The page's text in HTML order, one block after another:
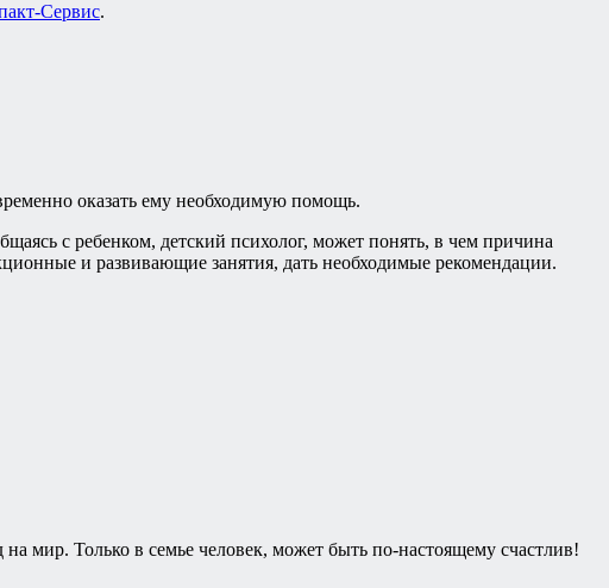
Сервис.
оказать ему необходимую помощь.
с ребенком, детский психолог, может понять, в чем причина
и развивающие занятия, дать необходимые рекомендации.
мир. Только в семье человек, может быть по-настоящему счастлив!